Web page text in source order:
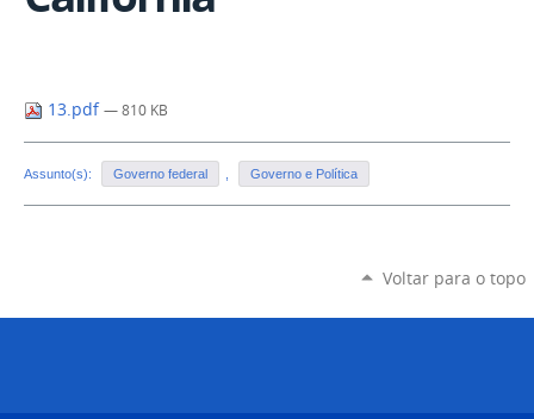
13.pdf — 810 KB
Assunto(s): Governo federal Governo e Política
Voltar para o topo